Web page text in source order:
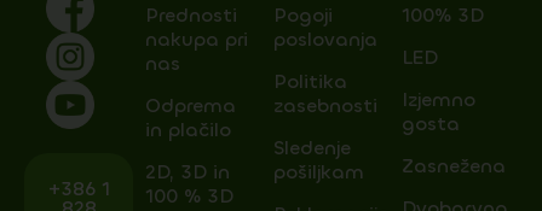
+386 1
Prednosti
nakupa pri
nas
Odprema
in plačilo
2D, 3D in
100 % 3D
Pogoji
poslovanja
Politika
zasebnosti
Sledenje
pošiljkam
100% 3D
LED
Izjemno
gosta
Zasnežena